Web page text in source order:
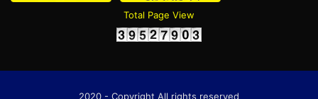
Total Page View
2020 - Copyright All rights reserved